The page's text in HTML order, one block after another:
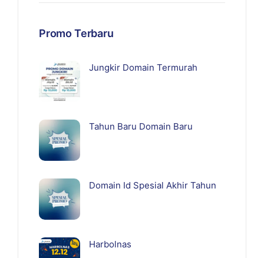
Promo Terbaru
Jungkir Domain Termurah
Tahun Baru Domain Baru
Domain Id Spesial Akhir Tahun
Harbolnas